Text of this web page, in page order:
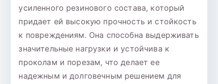
усиленного резинового состава, который
придает ей высокую прочность и стойкость
к повреждениям. Она способна выдерживать
значительные нагрузки и устойчива к
проколам и порезам, что делает ее
надежным и долговечным решением для